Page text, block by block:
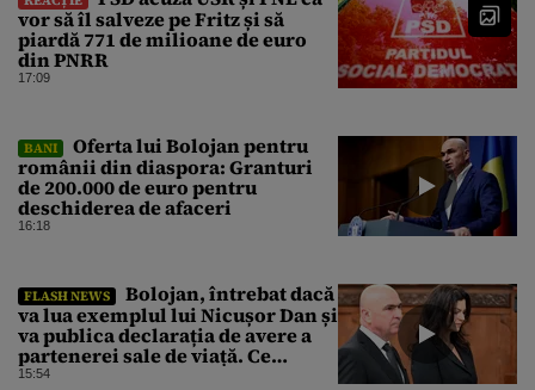
vor să îl salveze pe Fritz și să
piardă 771 de milioane de euro
din PNRR
17:09
BANI
Oferta lui Bolojan pentru
românii din diaspora: Granturi
de 200.000 de euro pentru
deschiderea de afaceri
16:18
FLASH NEWS
Bolojan, întrebat dacă
va lua exemplul lui Nicușor Dan și
va publica declarația de avere a
partenerei sale de viață. Ce
răspuns a dat premierul demis
15:54